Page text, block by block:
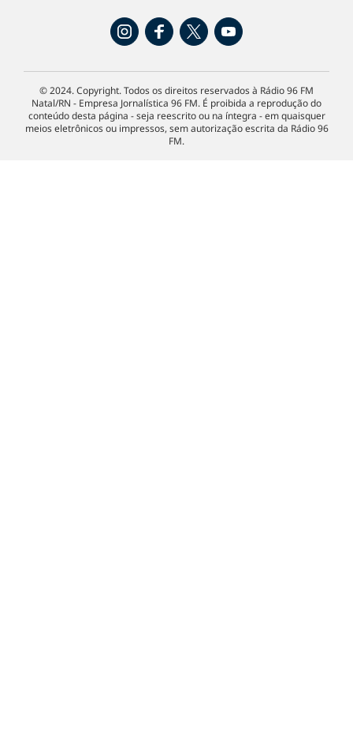
© 2024. Copyright. Todos os direitos reservados à Rádio 96 FM
Natal/RN - Empresa Jornalística 96 FM. É proibida a reprodução do
conteúdo desta página - seja reescrito ou na íntegra - em quaisquer
meios eletrônicos ou impressos, sem autorização escrita da Rádio 96
FM.